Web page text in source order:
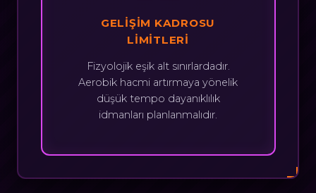
GELIŞIM KADROSU
LIMITLERI
Fizyolojik eşik alt sınırlardadır.
Aerobik hacmi artırmaya yönelik
düşük tempo dayanıklılık
idmanları planlanmalıdır.